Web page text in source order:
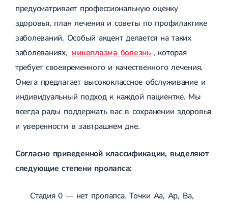
предусматривает профессиональную оценку
здоровья, план лечения и советы по профилактике
заболеваний. Особый акцент делается на таких
заболеваниях, микоплазма болезнь , которая
требует своевременного и качественного лечения.
Омега предлагает высококлассное обслуживание и
индивидуальный подход к каждой пациентке. Мы
всегда рады поддержать вас в сохранении здоровья
и уверенности в завтрашнем дне.
Согласно приведенной классификации, выделяют
следующие степени пролапса:
Стадия 0 — нет пролапса. Точки Аа, Ар, Ва,